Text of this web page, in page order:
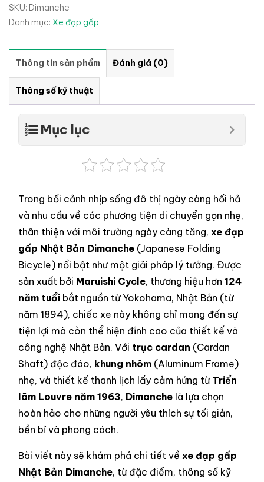
SKU: Dimanche
Danh mục: Xe đạp gấp
Thông tin sản phẩm Đánh giá (0)
Thông số kỹ thuật
Mục lục
Trong bối cảnh nhịp sống đô thị ngày càng hối hả
và nhu cầu về các phương tiện di chuyển gọn nhẹ,
thân thiện với môi trường ngày càng tăng, xe đạp
gấp Nhật Bản Dimanche (Japanese Folding
Bicycle) nổi bật như một giải pháp lý tưởng. Được
sản xuất bởi Maruishi Cycle, thương hiệu hơn 124
năm tuổi bắt nguồn từ Yokohama, Nhật Bản (từ
năm 1894), chiếc xe này không chỉ mang đến sự
tiện lợi mà còn thể hiện đỉnh cao của thiết kế và
công nghệ Nhật Bản. Với trục cardan (Cardan
Shaft) độc đáo, khung nhôm (Aluminum Frame)
nhẹ, và thiết kế thanh lịch lấy cảm hứng từ Triển
lãm Louvre năm 1963, Dimanche là lựa chọn
hoàn hảo cho những người yêu thích sự tối giản,
bền bỉ và phong cách.
Bài viết này sẽ khám phá chi tiết về xe đạp gấp
Nhật Bản Dimanche, từ đặc điểm, thông số kỹ